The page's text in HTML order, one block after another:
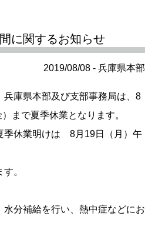
に関するお知らせ
2019/08/08 - 兵庫県本部
庫県本部及び支部事務局は、8
まで夏季休業となります。
季休業明けは 8月19日（月）午
。
分補給を行い、熱中症などにお